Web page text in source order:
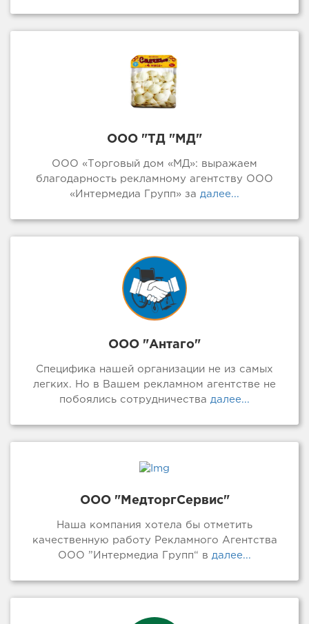
ООО "ТД "МД"
ООО «Торговый дом «МД»: выражаем
благодарность рекламному агентству ООО
«Интермедиа Групп» за далее...
ООО "Антаго"
Специфика нашей организации не из самых
легких. Но в Вашем рекламном агентстве не
побоялись сотрудничества далее...
ООО "МедторгСервис"
Наша компания хотела бы отметить
качественную работу Рекламного Агентства
ООО ”Интермедиа Групп“ в далее...